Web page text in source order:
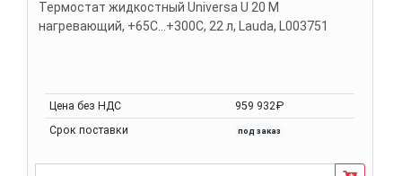
Термостат жидкостный Universa U 20 M
нагревающий, +65С...+300С, 22 л, Lauda, L003751
Цена без НДС
959 932₽
Срок поставки
под заказ